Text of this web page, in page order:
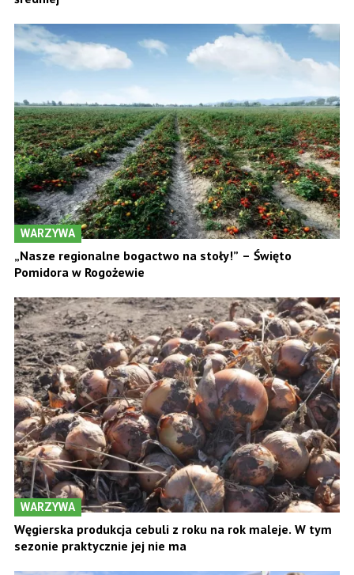
WARZYWA
„Nasze regionalne bogactwo na stoły!” – Święto
Pomidora w Rogożewie
WARZYWA
Węgierska produkcja cebuli z roku na rok maleje. W tym
sezonie praktycznie jej nie ma